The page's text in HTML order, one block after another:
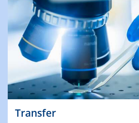
Transfer